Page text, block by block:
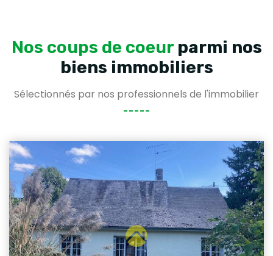
Nos coups de coeur parmi nos
biens immobiliers
Sélectionnés par nos professionnels de l'immobilier